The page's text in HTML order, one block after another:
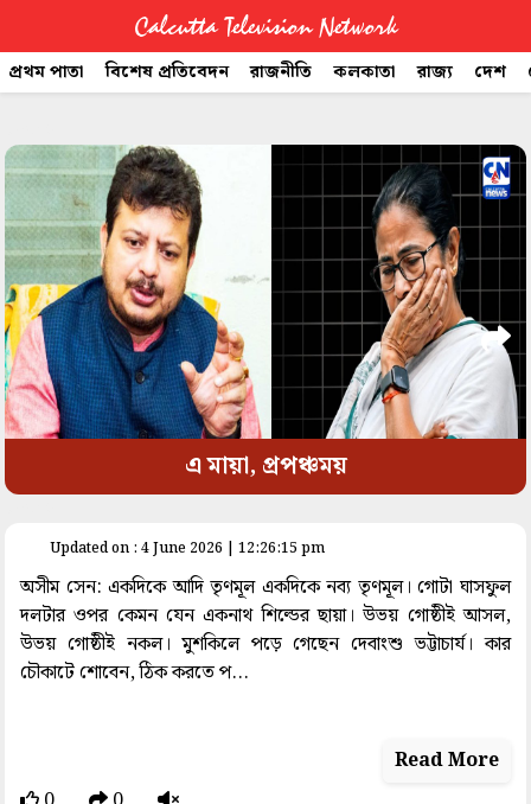
Calcutta Television Network
প্রথম পাতা বিশেষ প্রতিবেদন রাজনীতি কলকাতা রাজ্য দেশ
এ মায়া, প্রপঞ্চময়
Updated on : 4 June 2026 | 12:26:15 pm
অসীম সেন: একদিকে আদি তৃণমূল একদিকে নব্য তৃণমূল। গোটা ঘাসফুল
দলটার ওপর কেমন যেন একনাথ শিল্ডের ছায়া। উভয় গোষ্ঠীই আসল,
উভয় গোষ্ঠীই নকল। মুশকিলে পড়ে গেছেন দেবাংশু ভট্টাচার্য। কার
চৌকাটে শোবেন, ঠিক করতে প...
Read More
CTVN
Quick
Links
Legal